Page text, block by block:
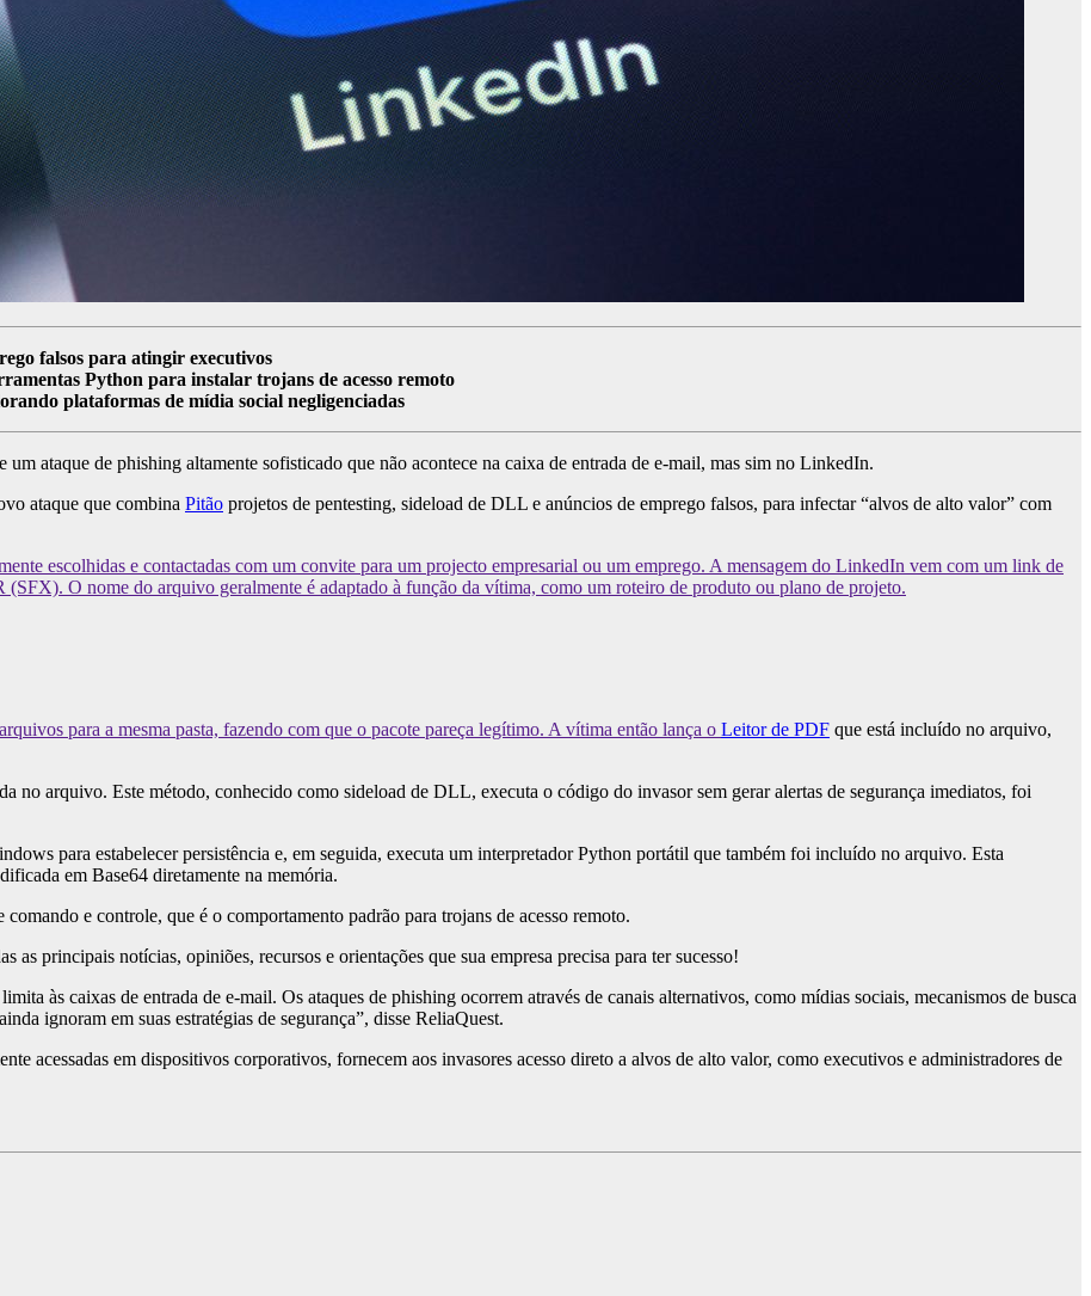
falsos para atingir executivos
Python para instalar trojans de acesso remoto
plataformas de mídia social negligenciadas
ataque de phishing altamente sofisticado que não acontece na caixa de entrada de e-mail, mas sim no LinkedIn.
ataque que combina Pitão projetos de pentesting, sideload de DLL e anúncios de emprego falsos, para infectar “alvos de alto valor” com
escolhidas e contactadas com um convite para um projecto empresarial ou um emprego. A mensagem do LinkedIn vem com um link de
O nome do arquivo geralmente é adaptado à função da vítima, como um roteiro de produto ou plano de projeto.
para a mesma pasta, fazendo com que o pacote pareça legítimo. A vítima então lança o Leitor de PDF que está incluído no arquivo,
no arquivo. Este método, conhecido como sideload de DLL, executa o código do invasor sem gerar alertas de segurança imediatos, foi
para estabelecer persistência e, em seguida, executa um interpretador Python portátil que também foi incluído no arquivo. Esta
em Base64 diretamente na memória.
e controle, que é o comportamento padrão para trojans de acesso remoto.
principais notícias, opiniões, recursos e orientações que sua empresa precisa para ter sucesso!
às caixas de entrada de e-mail. Os ataques de phishing ocorrem através de canais alternativos, como mídias sociais, mecanismos de busca
ignoram em suas estratégias de segurança”, disse ReliaQuest.
acessadas em dispositivos corporativos, fornecem aos invasores acesso direto a alvos de alto valor, como executivos e administradores de